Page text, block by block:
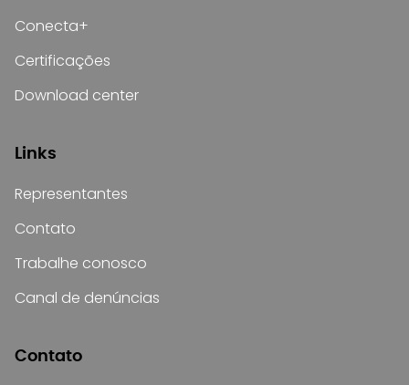
Conecta+
Certificações
Download center
Links
Representantes
Contato
Trabalhe conosco
Canal de denúncias
Contato